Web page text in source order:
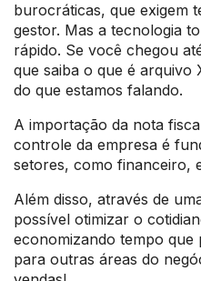
burocráticas, que exigem
gestor. Mas a tecnologia
rápido. Se você chegou
que saiba o que é arquivo
do que estamos falando.
A importação da nota
controle da empresa é
setores, como financeiro,
Além disso, através de
possível otimizar o
economizando tempo que
para outras áreas do